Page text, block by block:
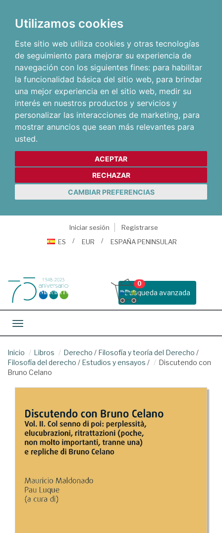
Utilizamos cookies
Este sitio web utiliza cookies y otras tecnologías
de seguimiento para mejorar su experiencia de
navegación con los siguientes fines: para habilitar
la funcionalidad básica del sitio web, para brindar
una mejor experiencia en el sitio web, medir su
interés en nuestros productos y servicios y
personalizar las interacciones de marketing, para
mostrar anuncios que sean más relevantes para
usted.
ACEPTAR
RECHAZAR
CAMBIAR PREFERENCIAS
Iniciar sesión
Registrarse
ES
EUR ESPAÑA PENINSULAR
Busqueda avanzada
0
Toggle navigation
Inicio Libros Derecho / Filosofía y teoría del Derecho /
Filosofía del derecho / Estudios y ensayos /
Discutendo con
Bruno Celano